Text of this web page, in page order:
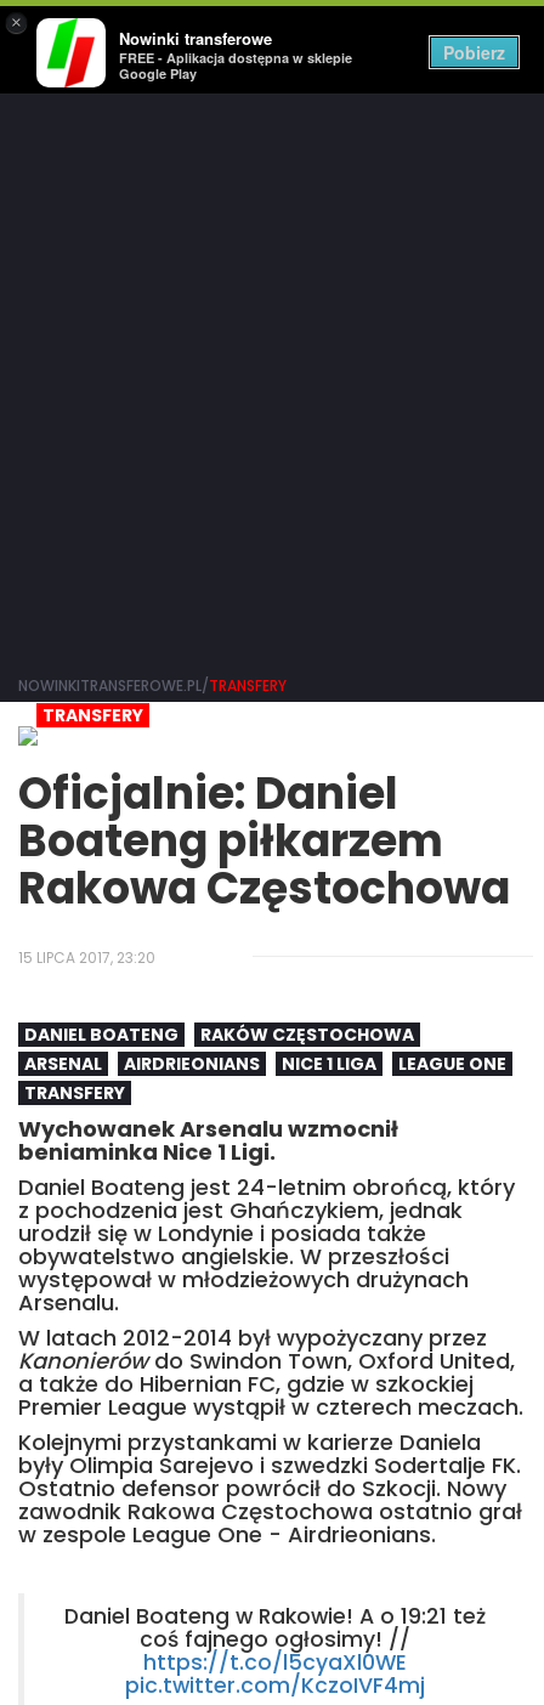
×
Nowinki transferowe
FREE - Aplikacja dostępna w sklepie
Google Play
Pobierz
NOWINKITRANSFEROWE.PL/TRANSFERY
TRANSFERY
Oficjalnie: Daniel
Boateng piłkarzem
Rakowa Częstochowa
15 LIPCA 2017, 23:20
DANIEL BOATENG
RAKÓW CZĘSTOCHOWA
ARSENAL
AIRDRIEONIANS NICE 1 LIGA
LEAGUE ONE
TRANSFERY
Wychowanek Arsenalu wzmocnił
beniaminka Nice 1 Ligi.
Daniel Boateng jest 24-letnim obrońcą, który
z pochodzenia jest Ghańczykiem, jednak
urodził się w Londynie i posiada także
obywatelstwo angielskie. W przeszłości
występował w młodzieżowych drużynach
Arsenalu.
W latach 2012-2014 był wypożyczany przez
Kanonierówdo Swindon Town, Oxford United,
a także do Hibernian FC, gdzie w szkockiej
Premier League wystąpił w czterech meczach.
Kolejnymi przystankami w karierze Daniela
były Olimpia Sarejevo i szwedzki Sodertalje FK.
Ostatnio defensor powrócił do Szkocji. Nowy
zawodnik Rakowa Częstochowa ostatnio grał
w zespole League One - Airdrieonians.
Daniel Boateng w Rakowie! A o 19:21 też
coś fajnego ogłosimy! //
https://t.co/l5cyaXl0WE
pic.twitter.com/KczoIVF4mj